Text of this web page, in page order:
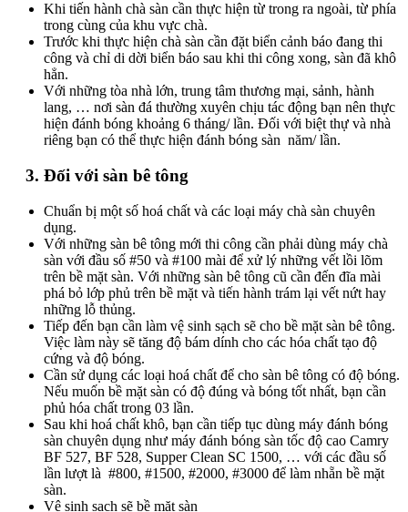
Khi tiến hành chà sàn cần thực hiện từ trong ra ngoài, từ phía
trong cùng của khu vực chà.
Trước khi thực hiện chà sàn cần đặt biển cảnh báo đang thi
công và chỉ di dời biển báo sau khi thi công xong, sàn đã khô
hẳn.
Với những tòa nhà lớn, trung tâm thương mại, sảnh, hành
lang, … nơi sàn đá thường xuyên chịu tác động bạn nên thực
hiện đánh bóng khoảng 6 tháng/ lần. Đối với biệt thự và nhà
riêng bạn có thể thực hiện đánh bóng sàn năm/ lần.
3. Đối với sàn bê tông
Chuẩn bị một số hoá chất và các loại máy chà sàn chuyên
dụng.
Với những sàn bê tông mới thi công cần phải dùng máy chà
sàn với đầu số #50 và #100 mài để xử lý những vết lồi lõm
trên bề mặt sàn. Với những sàn bê tông cũ cần đến đĩa mài
phá bỏ lớp phủ trên bề mặt và tiến hành trám lại vết nứt hay
những lỗ thủng.
Tiếp đến bạn cần làm vệ sinh sạch sẽ cho bề mặt sàn bê tông.
Việc làm này sẽ tăng độ bám dính cho các hóa chất tạo độ
cứng và độ bóng.
Cần sử dụng các loại hoá chất để cho sàn bê tông có độ bóng.
Nếu muốn bề mặt sàn có độ đúng và bóng tốt nhất, bạn cần
phủ hóa chất trong 03 lần.
Sau khi hoá chất khô, bạn cần tiếp tục dùng máy đánh bóng
sàn chuyên dụng như máy đánh bóng sàn tốc độ cao Camry
BF 527, BF 528, Supper Clean SC 1500, … với các đầu số
lần lượt là #800, #1500, #2000, #3000 để làm nhẵn bề mặt
sàn.
Vệ sinh sạch sẽ bề mặt sàn